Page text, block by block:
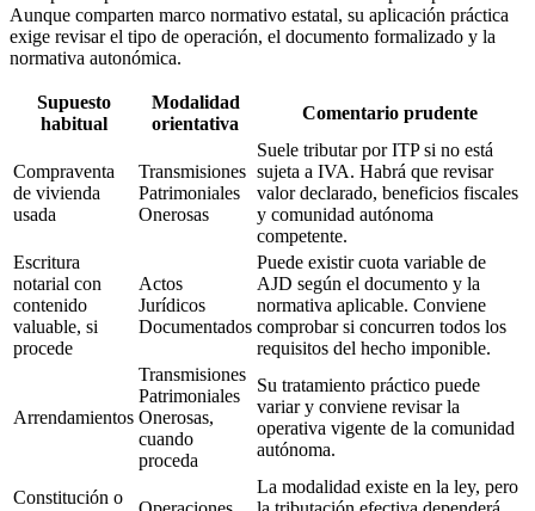
Aunque comparten marco normativo estatal, su aplicación práctica
exige revisar el tipo de operación, el documento formalizado y la
normativa autonómica.
Supuesto
habitual
Modalidad
orientativa
Comentario prudente
Compraventa
de vivienda
usada
Transmisiones
Patrimoniales
Onerosas
Suele tributar por ITP si no está
sujeta a IVA. Habrá que revisar
valor declarado, beneficios fiscales
y comunidad autónoma
competente.
Escritura
notarial con
contenido
valuable, si
procede
Actos
Jurídicos
Documentados
Puede existir cuota variable de
AJD según el documento y la
normativa aplicable. Conviene
comprobar si concurren todos los
requisitos del hecho imponible.
Arrendamientos
Transmisiones
Patrimoniales
Onerosas,
cuando
proceda
Su tratamiento práctico puede
variar y conviene revisar la
operativa vigente de la comunidad
autónoma.
Constitución o
La modalidad existe en la ley, pero